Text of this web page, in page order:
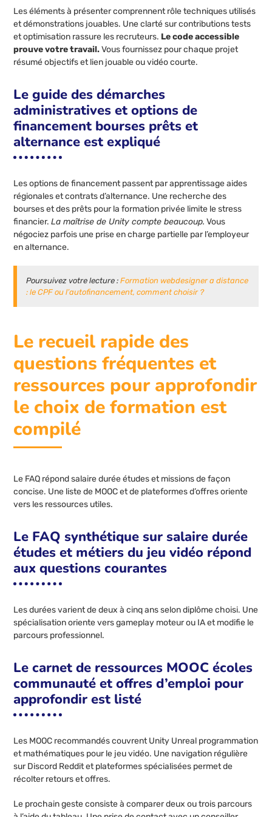
Les éléments à présenter comprennent rôle techniques utilisés
et démonstrations jouables. Une clarté sur contributions tests
et optimisation rassure les recruteurs. Le code accessible
prouve votre travail.Vous fournissez pour chaque projet
résumé objectifs et lien jouable ou vidéo courte.
Le guide des démarches
administratives et options de
financement bourses prêts et
alternance est expliqué
Les options de financement passent par apprentissage aides
régionales et contrats d’alternance. Une recherche des
bourses et des prêts pour la formation privée limite le stress
financier.La maîtrise de Unity compte beaucoup. Vous
négociez parfois une prise en charge partielle par l’employeur
en alternance.
Poursuivez votre lecture :Formation webdesigner a distance
: le CPF ou l’autofinancement, comment choisir ?
Le recueil rapide des
questions fréquentes et
ressources pour approfondir
le choix de formation est
compilé
Le FAQ répond salaire durée études et missions de façon
concise. Une liste de MOOC et de plateformes d’offres oriente
vers les ressources utiles.
Le FAQ synthétique sur salaire durée
études et métiers du jeu vidéo répond
aux questions courantes
Les durées varient de deux à cinq ans selon diplôme choisi. Une
spécialisation oriente vers gameplay moteur ou IA et modifie le
parcours professionnel.
Le carnet de ressources MOOC écoles
communauté et offres d’emploi pour
approfondir est listé
Les MOOC recommandés couvrent Unity Unreal programmation
et mathématiques pour le jeu vidéo. Une navigation régulière
sur Discord Reddit et plateformes spécialisées permet de
récolter retours et offres.
Le prochain geste consiste à comparer deux ou trois parcours